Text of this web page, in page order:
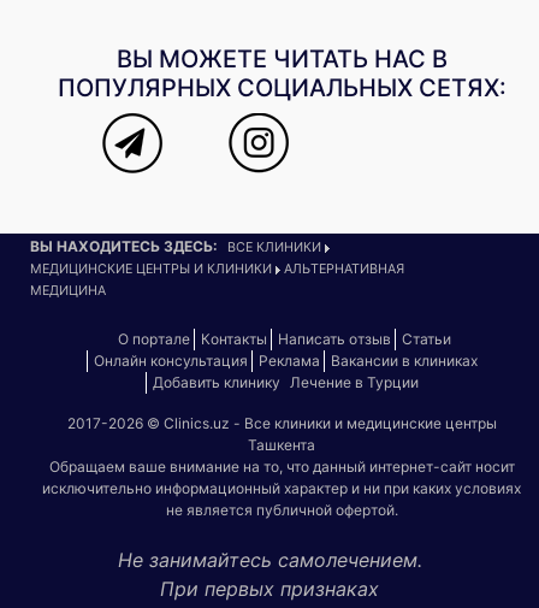
ВЫ МОЖЕТЕ ЧИТАТЬ НАС В
ПОПУЛЯРНЫХ СОЦИАЛЬНЫХ СЕТЯХ:
ВЫ НАХОДИТЕСЬ ЗДЕСЬ:
ВСЕ КЛИНИКИ
МЕДИЦИНСКИЕ ЦЕНТРЫ И КЛИНИКИ
АЛЬТЕРНАТИВНАЯ
МЕДИЦИНА
О портале Контакты Написать отзыв
Статьи
Онлайн консультация
Реклама
Вакансии в клиниках
Добавить клинику Лечение в Турции
2017-2026 © Clinics.uz - Все клиники и медицинские центры
Ташкента
Обращаем ваше внимание на то, что данный интернет-сайт носит
исключительно информационный характер и ни при каких условиях
не является публичной офертой.
Не занимайтесь самолечением.
При первых признаках